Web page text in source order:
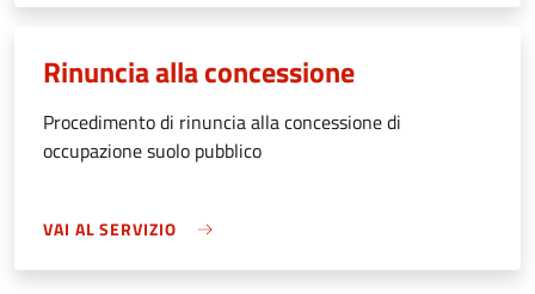
Rinuncia alla concessione
Procedimento di rinuncia alla concessione di
occupazione suolo pubblico
VAI AL SERVIZIO